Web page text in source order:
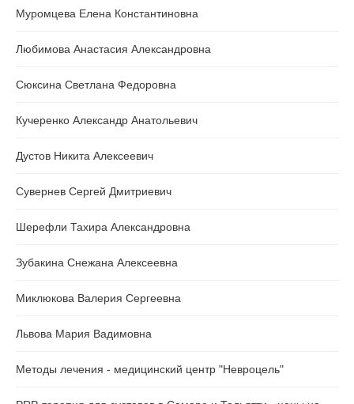
Муромцева Елена Константиновна
Любимова Анастасия Александровна
Сюксина Светлана Федоровна
Кучеренко Александр Анатольевич
Дустов Никита Алексеевич
Сувернев Сергей Дмитриевич
Шерефли Тахира Александровна
Зубакина Снежана Алексеевна
Миклюкова Валерия Сергеевна
Львова Мария Вадимовна
Методы лечения - медицинский центр "Невроцель"